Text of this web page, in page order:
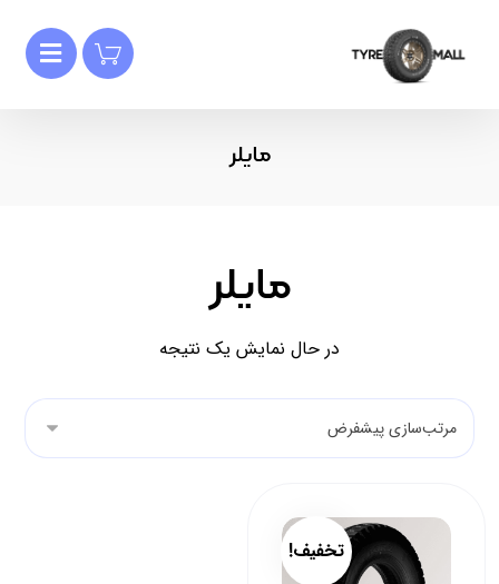
مایلر
مایلر
در حال نمایش یک نتیجه
تخفیف!